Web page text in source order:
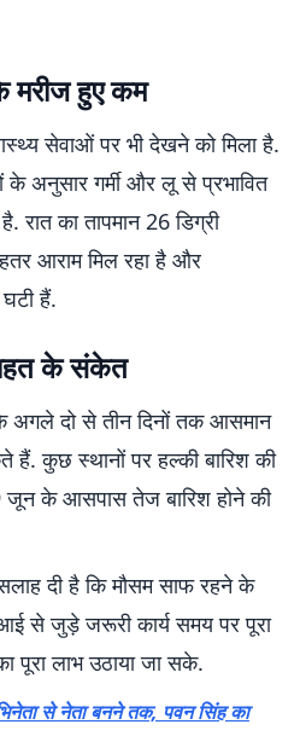
मरीज हुए कम
सेवाओं पर भी देखने को मिला है.
अनुसार गर्मी और लू से प्रभावित
रात का तापमान 26 डिग्री
आराम मिल रहा है और
हैं.
के संकेत
अगले दो से तीन दिनों तक आसमान
कुछ स्थानों पर हल्की बारिश की
जून के आसपास तेज बारिश होने की
दी है कि मौसम साफ रहने के
से जुड़े जरूरी कार्य समय पर पूरा
पूरा लाभ उठाया जा सके.
से नेता बनने तक, पवन सिंह का